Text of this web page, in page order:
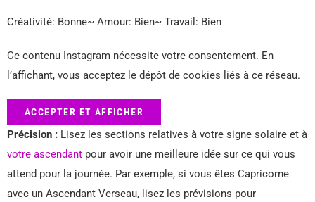
Créativité: Bonne~ Amour: Bien~ Travail: Bien
Ce contenu Instagram nécessite votre consentement. En
l’affichant, vous acceptez le dépôt de cookies liés à ce réseau.
ACCEPTER ET AFFICHER
Précision : Lisez les sections relatives à votre signe solaire et à
votre ascendant pour avoir une meilleure idée sur ce qui vous
attend pour la journée. Par exemple, si vous êtes Capricorne
avec un Ascendant Verseau, lisez les prévisions pour